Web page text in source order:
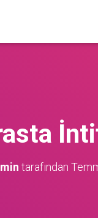
tarafından